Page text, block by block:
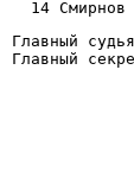
Главный